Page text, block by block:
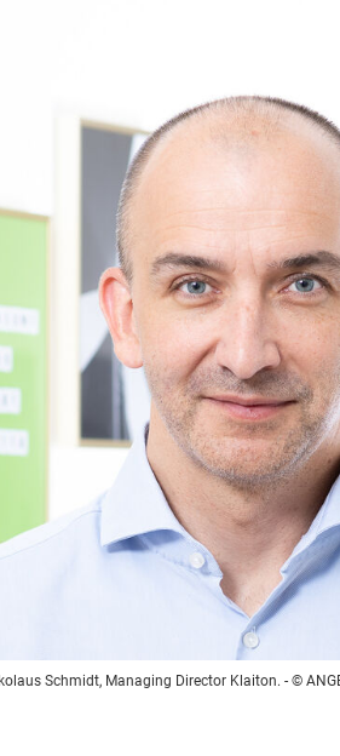
Schmidt, Managing Director Klaiton. - ©